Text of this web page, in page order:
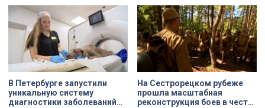
получат 68 семей-очередников. В
домах полностью заменили
перекрытия, укрепили стены и
смонтировали новые
коммуникации. Губернатор
Александр Беглов отметил:
сохранение наследия вместе с
повышением качества жизни
людей – один из десяти ключевых
приоритетов развития Петербурга.
268 комплектов наград.
В Петербурге запустили
уникальную систему
диагностики заболеваний
На Сестрорецком рубеже
прошла масштабная
реконструкция боев в честь